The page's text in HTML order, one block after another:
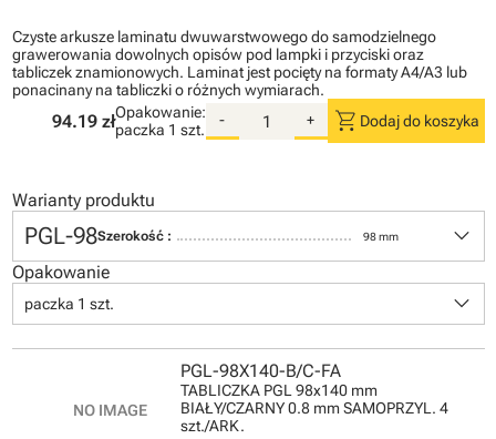
Czyste arkusze laminatu dwuwarstwowego do samodzielnego
grawerowania dowolnych opisów pod lampki i przyciski oraz
tabliczek znamionowych. Laminat jest pocięty na formaty A4/A3 lub
ponacinany na tabliczki o różnych wymiarach.
94.19 złOpakowanie:
paczka 1 szt.
- + shopping_cart Dodaj do koszyka
Warianty produktu
PGL-98Szerokość : 98 mm keyboard_arrow_down
Opakowanie
paczka 1 szt. keyboard_arrow_down
PGL-98X140-B/C-FA
TABLICZKA PGL 98x140 mm
BIAŁY/CZARNY 0.8 mm SAMOPRZYL. 4
szt./ARK.